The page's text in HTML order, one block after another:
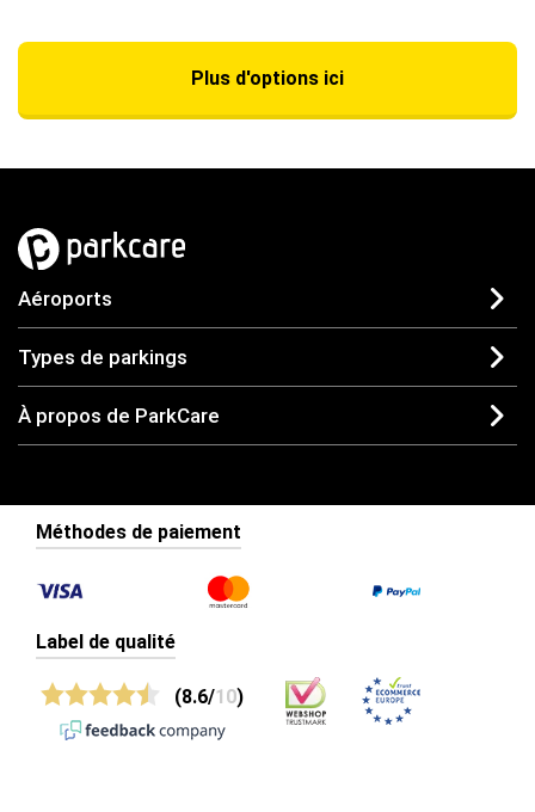
Plus d'options ici
Aéroports
Types de parkings
À propos de ParkCare
Méthodes de paiement
Label de qualité
(8.6/10)